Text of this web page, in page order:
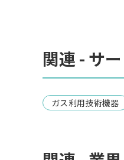
関連 - サ
ガス利用技術機器